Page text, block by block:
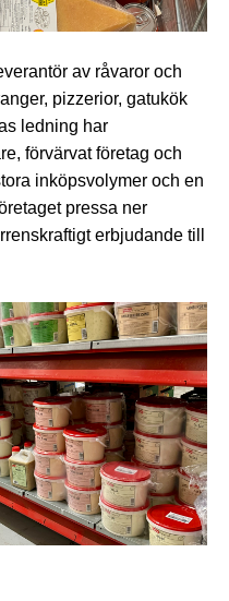
av råvaror och
pizzerior, gatukök
ledning har
förvärvat företag och
inköpsvolymer och en
pressa ner
erbjudande till